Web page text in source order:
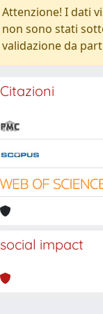
Attenzione! I dati
non sono stati
validazione da
Citazioni
social impact